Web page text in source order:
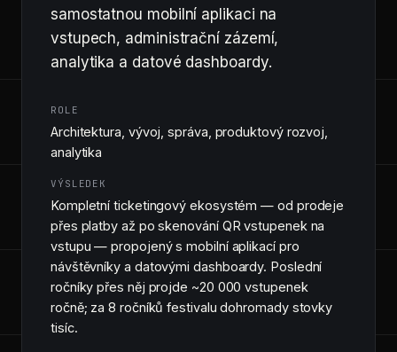
samostatnou mobilní aplikaci na
vstupech, administrační zázemí,
analytika a datové dashboardy.
ROLE
Architektura, vývoj, správa, produktový rozvoj,
analytika
VÝSLEDEK
Kompletní ticketingový ekosystém — od prodeje
přes platby až po skenování QR vstupenek na
vstupu — propojený s mobilní aplikací pro
návštěvníky a datovými dashboardy. Poslední
ročníky přes něj projde ~20 000 vstupenek
ročně; za 8 ročníků festivalu dohromady stovky
tisíc.